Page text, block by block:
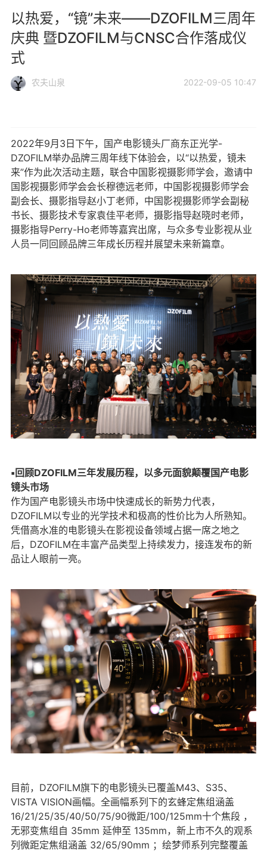
以热爱，“镜”未来——DZOFILM三周年
庆典 暨DZOFILM与CNSC合作落成仪
式
农夫山泉 2022-09-05 10:47
2022年9月3日下午，国产电影镜头厂商东正光学-
DZOFILM举办品牌三周年线下体验会，以“以热爱，镜未
来”作为此次活动主题，联合中国影视摄影师学会，邀请中
国影视摄影师学会会长穆德远老师，中国影视摄影师学会
副会长、摄影指导赵小丁老师，中国影视摄影师学会副秘
书长、摄影技术专家袁佳平老师，摄影指导赵晓时老师，
摄影指导Perry-Ho老师等嘉宾出席，与众多专业影视从业
人员一同回顾品牌三年成长历程并展望未来新篇章。
▪回顾DZOFILM三年发展历程，以多元面貌颠覆国产电影
镜头市场
作为国产电影镜头市场中快速成长的新势力代表，
DZOFILM以专业的光学技术和极高的性价比为人所熟知。
凭借高水准的电影镜头在影视设备领域占据一席之地之
后，DZOFILM在丰富产品类型上持续发力，接连发布的新
品让人眼前一亮。
目前，DZOFILM旗下的电影镜头已覆盖M43、S35、
VISTA VISION画幅。全画幅系列下的玄蜂定焦组涵盖
16/21/25/35/40/50/75/90微距/100/125mm十个焦段 ，
无邪变焦组自 35mm 延伸至 135mm，新上市不久的观系
列微距定焦组涵盖 32/65/90mm ；绘梦师系列完整覆盖